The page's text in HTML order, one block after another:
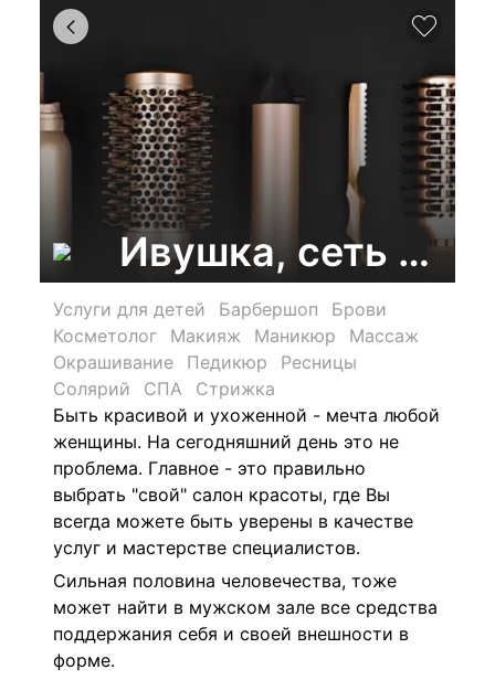
Ивушка, сеть
Услуги для детей Барбершоп
Брови
Косметолог
Макияж Маникюр
Массаж
Окрашивание
Педикюр
Ресницы
Солярий
СПА
Стрижка
Быть красивой и ухоженной - мечта любой
женщины. На сегодняшний день это не
проблема. Главное - это правильно
выбрать "свой" салон красоты, где Вы
всегда можете быть уверены в качестве
услуг и мастерстве специалистов.
Сильная половина человечества, тоже
может найти в мужском зале все средства
поддержания себя и своей внешности в
форме.